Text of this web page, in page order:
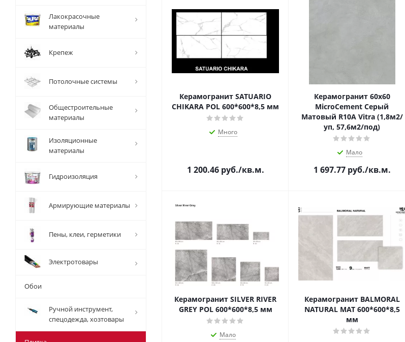
Керамогранит SATUARIO
CHIKARA POL 600*600*8,5 мм
Много
1 200.46руб./кв.м.
Керамогранит 60х60
MicroCement Серый
Матовый R10A Vitra (1,8м2/
уп, 57,6м2/под)
Мало
1 697.77руб./кв.м.
Керамогранит SILVER RIVER
GREY POL 600*600*8,5 мм
Мало
Керамогранит BALMORAL
NATURAL MAT 600*600*8,5
мм
Лакокрасочные
материалы
Крепеж
Потолочные системы
Общестроительные
материалы
Изоляционные
материалы
Гидроизоляция
Армирующие материалы
Пены, клеи, герметики
Электротовары
Обои
Ручной инструмент,
спецодежда, хозтовары